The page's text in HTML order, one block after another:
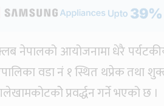
नेपालको आयोजनामा धेरै
वडा नं १ स्थित थप्रेक तथा
प्रवर्द्धन गर्ने भएको छ ।